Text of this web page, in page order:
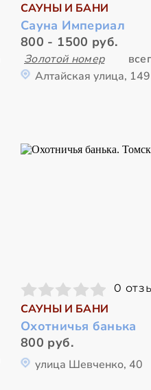
САУНЫ И БАНИ
Сауна Империал
800 - 1500 руб.
Золотой номер
Алтайская улица, 149
0
САУНЫ И БАНИ
Охотничья банька
800 руб.
улица Шевченко, 40